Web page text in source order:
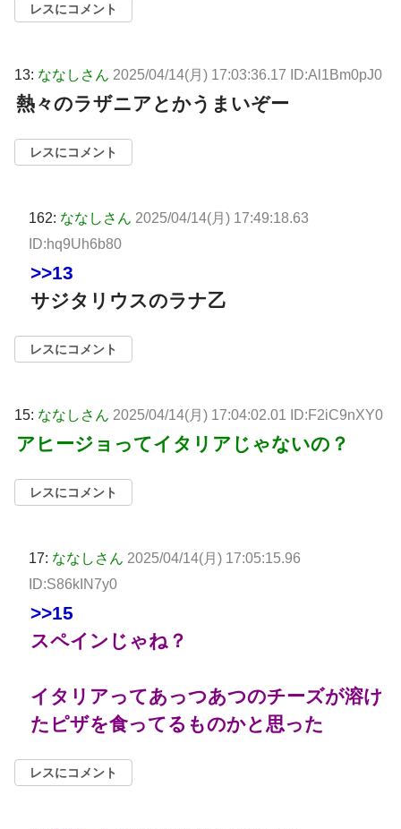
レスにコメント
13: ななしさん 2025/04/14(月) 17:03:36.17 ID:Al1Bm0pJ0
熱々のラザニアとかうまいぞー
レスにコメント
162: ななしさん 2025/04/14(月) 17:49:18.63
ID:hq9Uh6b80
>>13
サジタリウスのラナ乙
レスにコメント
15: ななしさん 2025/04/14(月) 17:04:02.01 ID:F2iC9nXY0
アヒージョってイタリアじゃないの？
レスにコメント
17: ななしさん 2025/04/14(月) 17:05:15.96
ID:S86kIN7y0
>>15
スペインじゃね？
イタリアってあっつあつのチーズが溶け
たピザを食ってるものかと思った
レスにコメント